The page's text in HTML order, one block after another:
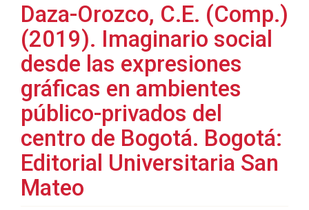
Daza-Orozco, C.E. (Comp.)
(2019). Imaginario social
desde las expresiones
gráficas en ambientes
público-privados del
centro de Bogotá. Bogotá:
Editorial Universitaria San
Mateo